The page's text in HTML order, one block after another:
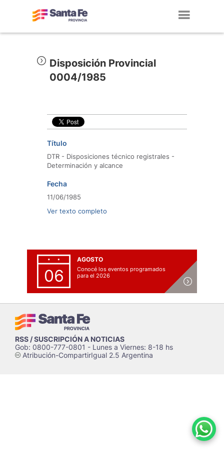
Disposición Provincial
0004/1985
Título
DTR - Disposiciones técnico registrales -
Determinación y alcance
Fecha
11/06/1985
Ver texto completo
06
AGOSTO
Conocé los eventos programados
para el 2026
RSS / SUSCRIPCIÓN A NOTICIAS
Gob: 0800-777-0801 - Lunes a Viernes: 8-18 hs
cAtribución-CompartirIgual 2.5 Argentina